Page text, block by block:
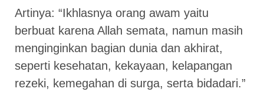
Artinya: “Ikhlasnya orang awam yaitu
berbuat karena Allah semata, namun masih
menginginkan bagian dunia dan akhirat,
seperti kesehatan, kekayaan, kelapangan
rezeki, kemegahan di surga, serta bidadari.”